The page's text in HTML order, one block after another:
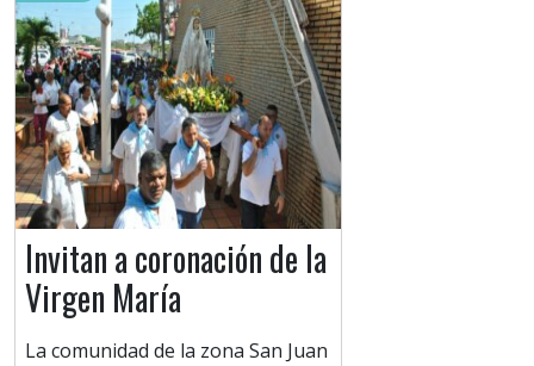
Invitan a coronación de la
Virgen María
La comunidad de la zona San Juan